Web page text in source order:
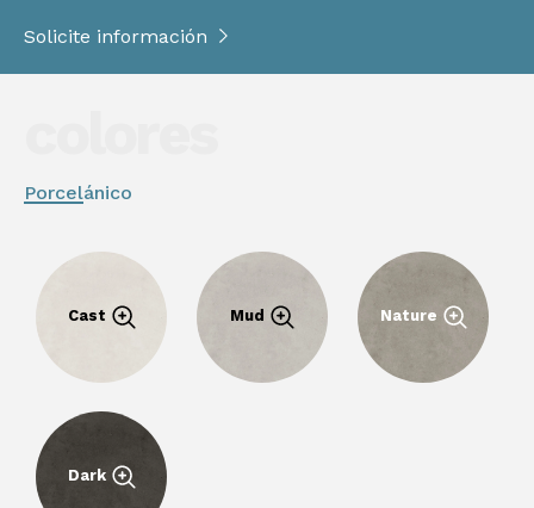
Solicite información
Porcelánico
Cast Mud Nature
Dark
Descargar
Descargar